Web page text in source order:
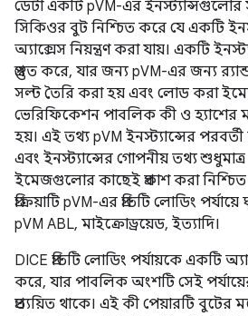
ডেটা একটি pVM-এর ইনস্ট্যান্সগুলোর
সিকিওর বুট নিশ্চিত করে যে একটি
অ্যাক্সেস নিয়ন্ত্রণ করা যায়। একটি
প্রস্তুত করে, যার জন্য pVM-এর জন্য
সল্ট তৈরি করা হয় এবং লোড করা
ভেরিফিকেশন পাবলিক কী ও হ্যাশের
হয়। এই তথ্য pVM ইনস্ট্যান্সের
এবং ইনস্ট্যান্সের গোপনীয় তথ্য শুধুমাত্র
ইমেজগুলোর কাছেই প্রকাশ করা
প্রক্রিয়াটি pVM-এর প্রতিটি লোডিং
pVM ABL, মাইক্রোড্রয়েড, ইত্যাদি।
DICE প্রতিটি লোডিং পর্যায়কে একটি
করে, যার পাবলিক অংশটি সেই
প্রত্যয়িত থাকে। এই কী পেয়ারটি বুটের